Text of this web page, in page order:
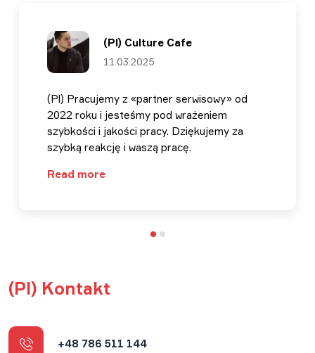
(Pl) Culture Cafe
11.03.2025
(Pl) Pracujemy z «partner serwisowy» od
2022 roku i jesteśmy pod wrażeniem
szybkości i jakości pracy. Dziękujemy za
szybką reakcję i waszą pracę.
Read more
(Pl) Kontakt
+48 786 511 144